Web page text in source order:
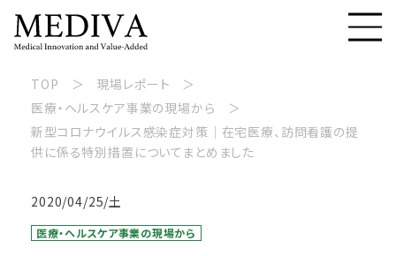
TOP
現場レポート
医療・ヘルスケア事業の現場から
新型コロナウイルス感染症対策│在宅医療、訪問看護の提
供に係る特別措置についてまとめました
2020/04/25/土
医療・ヘルスケア事業の現場から